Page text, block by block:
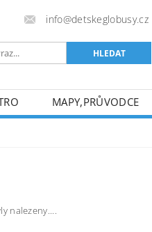
info@detskeglobusy.cz
MAPY,PRŮVODCE
nalezeny....